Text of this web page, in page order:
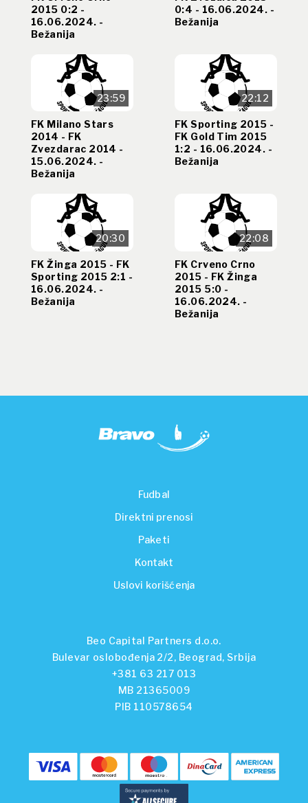
2015 0:2 -
16.06.2024. -
Bežanija
0:4 - 16.06.2024. -
Bežanija
23:59
FK Milano Stars
2014 - FK
Zvezdarac 2014 -
15.06.2024. -
Bežanija
22:12
FK Sporting 2015 -
FK Gold Tim 2015
1:2 - 16.06.2024. -
Bežanija
20:30
FK Žinga 2015 - FK
Sporting 2015 2:1 -
16.06.2024. -
Bežanija
22:08
FK Crveno Crno
2015 - FK Žinga
2015 5:0 -
16.06.2024. -
Bežanija
Fudbal
Direktni prenosi
Paketi
Kontakt
Uslovi korišćenja
Beo Capital Partners d.o.o.
Bulevar oslobođenja 2/2, Beograd, Srbija
+381 63 217 013
MB 21365009
PIB 110578654